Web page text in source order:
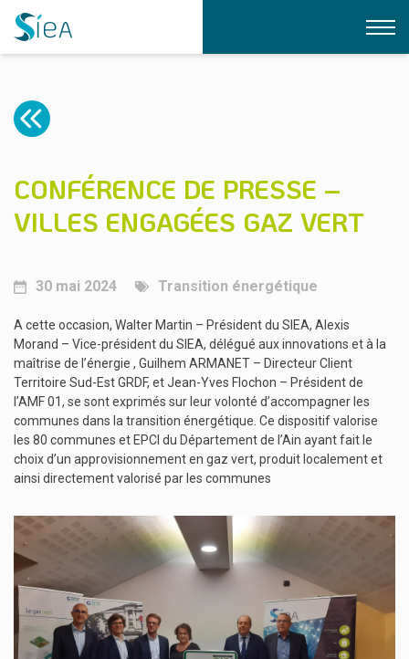
LE SIEA
L’ÉQUIPE DU SIEA
NOS STRUCTURES
LIAIN
NOS EXPERTISES
ÉLECTRIFICATION
GAZ
ÉCLAIRAGE PUBLIC
TRANSITION ÉNERGÉTIQUE
IRVE
CONTACT
DOCUMENTATION
FORMATIONS
CONFÉRENCE DE PRESSE –
VILLES ENGAGÉES GAZ VERT
30 mai 2024 Transition énergétique
A cette occasion, Walter Martin – Président du SIEA, Alexis
Morand – Vice-président du SIEA, délégué aux innovations et à la
maîtrise de l’énergie , Guilhem ARMANET – Directeur Client
Territoire Sud-Est GRDF, et Jean-Yves Flochon – Président de
l’AMF 01, se sont exprimés sur leur volonté d’accompagner les
communes dans la transition énergétique. Ce dispositif valorise
les 80 communes et EPCI du Département de l’Ain ayant fait le
choix d’un approvisionnement en gaz vert, produit localement et
ainsi directement valorisé par les communes